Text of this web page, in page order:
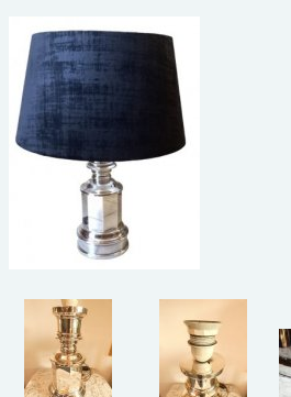
meubels
reclamevoorwerpen/merken
curiosa
schilderijen
porselein/aardewerk
medailles/munten/bankbiljetten
ets/tekening/litho/gravure
CONTACT